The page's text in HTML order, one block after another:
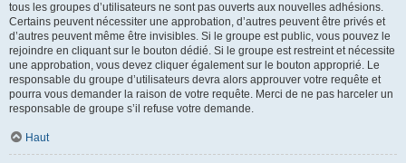
tous les groupes d’utilisateurs ne sont pas ouverts aux nouvelles adhésions.
Certains peuvent nécessiter une approbation, d’autres peuvent être privés et
d’autres peuvent même être invisibles. Si le groupe est public, vous pouvez le
rejoindre en cliquant sur le bouton dédié. Si le groupe est restreint et nécessite
une approbation, vous devez cliquer également sur le bouton approprié. Le
responsable du groupe d’utilisateurs devra alors approuver votre requête et
pourra vous demander la raison de votre requête. Merci de ne pas harceler un
responsable de groupe s’il refuse votre demande.
Haut